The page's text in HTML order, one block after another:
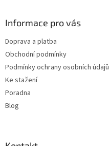
Informace pro vás
Doprava a platba
Obchodní podmínky
Podmínky ochrany osobních údajů
Ke stažení
Poradna
Blog